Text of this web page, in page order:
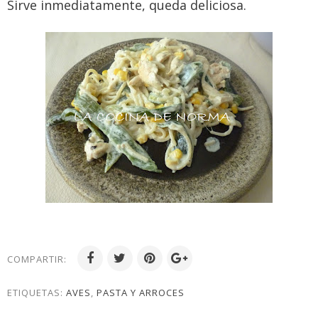
Sirve inmediatamente, queda deliciosa.
COMPARTIR:
ETIQUETAS: AVES, PASTA Y ARROCES